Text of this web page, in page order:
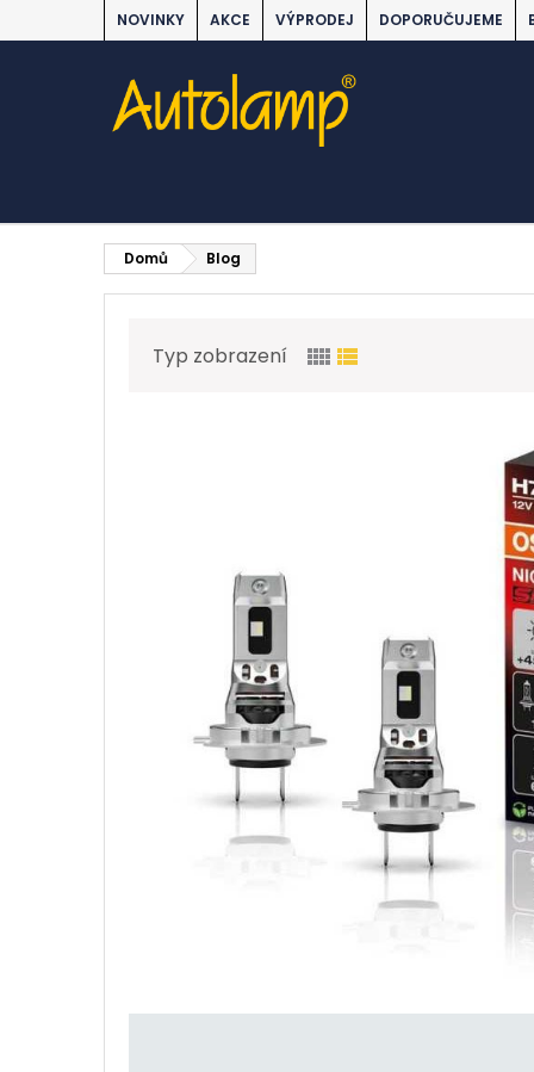
NOVINKY AKCE VÝPRODEJ DOPORUČUJEME
Domů Blog
Typ zobrazení view_comfy view_list